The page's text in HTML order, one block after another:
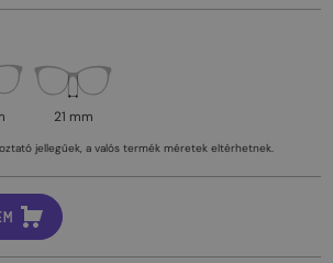
21 mm
jellegűek, a valós termék méretek eltérhetnek.